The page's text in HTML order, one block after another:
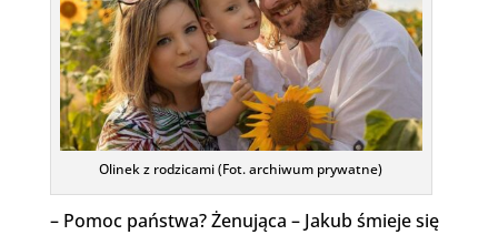
Olinek z rodzicami (Fot. archiwum prywatne)
– Pomoc państwa? Żenująca – Jakub śmieje się